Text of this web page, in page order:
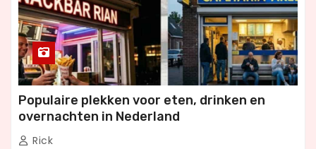
Populaire plekken voor eten, drinken en
overnachten in Nederland
Rick